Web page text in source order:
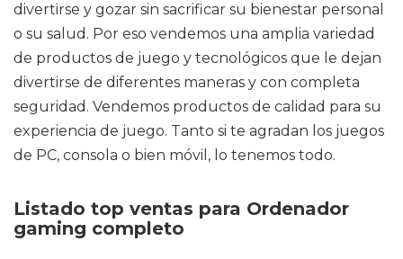
divertirse y gozar sin sacrificar su bienestar personal
o su salud. Por eso vendemos una amplia variedad
de productos de juego y tecnológicos que le dejan
divertirse de diferentes maneras y con completa
seguridad. Vendemos productos de calidad para su
experiencia de juego. Tanto si te agradan los juegos
de PC, consola o bien móvil, lo tenemos todo.
Listado top ventas para Ordenador
gaming completo